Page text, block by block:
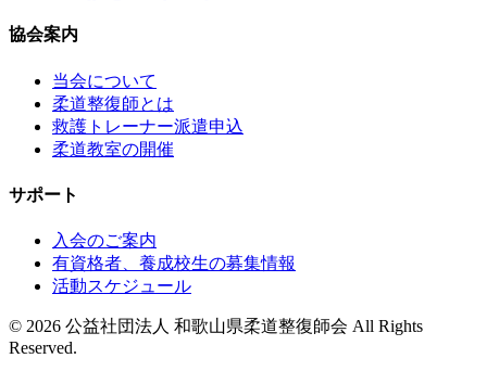
協会案内
当会について
柔道整復師とは
救護トレーナー派遣申込
柔道教室の開催
サポート
入会のご案内
有資格者、養成校生の募集情報
活動スケジュール
© 2026 公益社団法人 和歌山県柔道整復師会 All Rights
Reserved.